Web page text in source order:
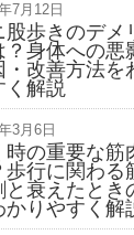
7月12日
股歩きのデメ
？身体への悪
・改善方法を
く解説
3月6日
時の重要な筋
歩行に関わる
と衰えたとき
かりやすく解